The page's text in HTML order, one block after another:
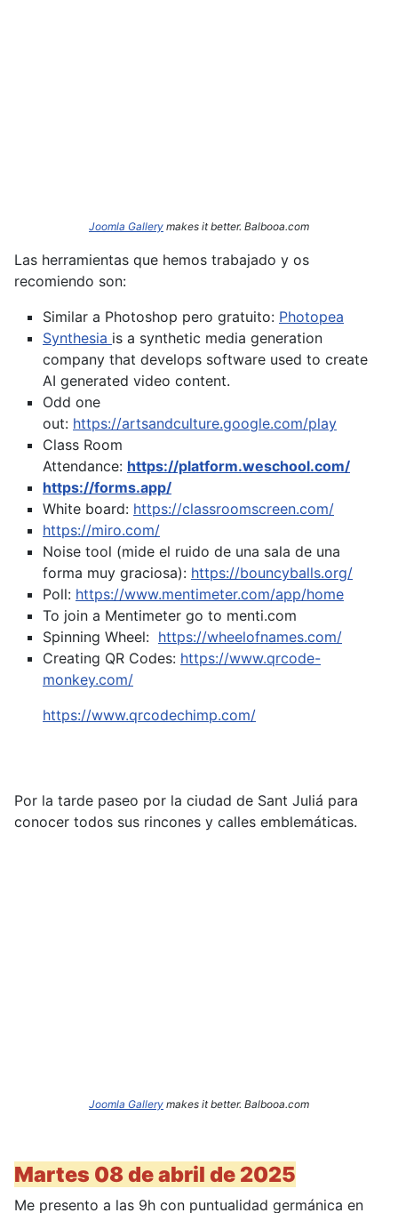
Joomla Gallery makes it better. Balbooa.com
Las herramientas que hemos trabajado y os
recomiendo son:
Similar a Photoshop pero gratuito: Photopea
Synthesia is a synthetic media generation
company that develops software used to create
AI generated video content.
Odd one
out: https://artsandculture.google.com/play
Class Room
Attendance: https://platform.weschool.com/
https://forms.app/
White board: https://classroomscreen.com/
https://miro.com/
Noise tool (mide el ruido de una sala de una
forma muy graciosa): https://bouncyballs.org/
Poll: https://www.mentimeter.com/app/home
To join a Mentimeter go to menti.com
Spinning Wheel: https://wheelofnames.com/
Creating QR Codes: https://www.qrcode-
monkey.com/
https://www.qrcodechimp.com/
Por la tarde paseo por la ciudad de Sant Juliá para
conocer todos sus rincones y calles emblemáticas.
Joomla Gallery makes it better. Balbooa.com
Martes 08 de abril de 2025
Me presento a las 9h con puntualidad germánica en